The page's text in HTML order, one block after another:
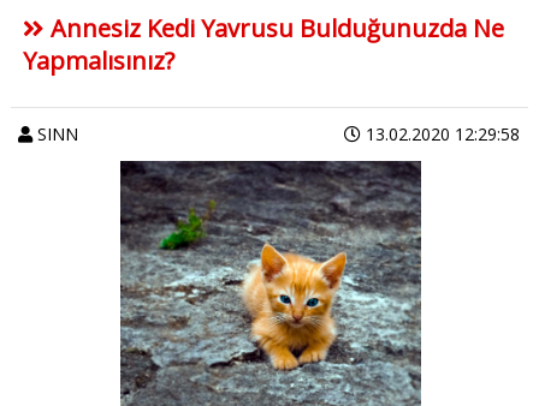
Annesiz Kedi Yavrusu Bulduğunuzda Ne
Yapmalısınız?
SINN 13.02.2020 12:29:58